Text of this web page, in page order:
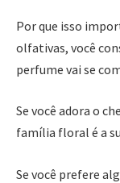
Por que isso
olfativas, você
perfume vai se
Se você adora o
família floral é a
Se você prefere